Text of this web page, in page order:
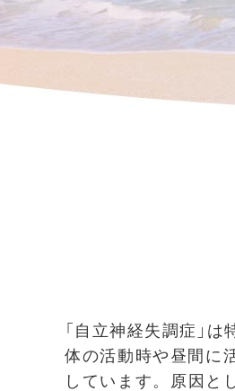
「自立神経失調症」
体の活動時や昼間に
しています。原因と